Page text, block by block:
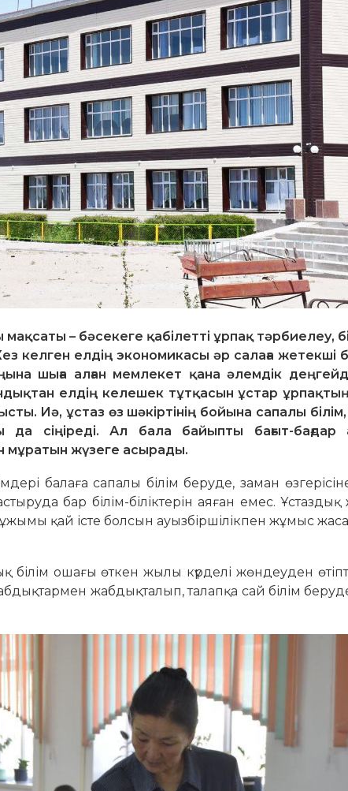
мақсаты – бәсекеге қабілетті ұрпақ тәрбиелеу,
келген елдің экономикасы әр салаға жетекші
шыға алған мемлекет қана әлемдік
елдің келешек тұтқасын ұстар ұрпақтың
Иә, ұстаз өз шәкіртінің бойына сапалы
сіңіреді. Ал бала байыпты бағыт-бағдар
мұратын жүзеге асырады.
балаға сапалы білім беруде, заман
бар білім-бі­лік­терін аяған емес.
ұжымы қай істе бол­сын ауызбіршілікпен жұмыс
ошағы өткен жы­лы күрделі жөндеуден
жаб­дық­талып, талапқа сай білім